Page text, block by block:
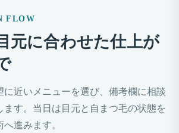
FLOW
元に合わせた仕上が
に近いメニューを選び、備考欄に相談
ます。当日は目元と自まつ毛の状態を
進みます。